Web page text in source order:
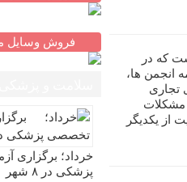
که در
انجمن ها،
تجاری
مشکلات
از یکدیگر
فروش وسایل
خرداد؛ برگزاری
پزشکی در ۸ شهر